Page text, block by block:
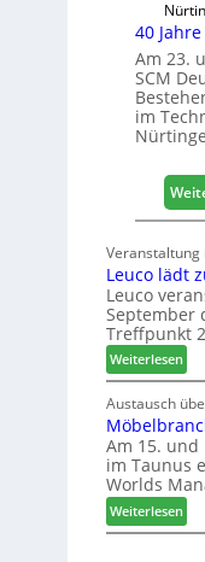
40
Am 23.
SCM
im
Leuco lädt
Leuco
September
Treffpunkt
Weiterlesen:
L
e
u
c
o
l
ä
d
Austausch
Am 15. und
im Taunus
Worlds
Weiterlesen:
M